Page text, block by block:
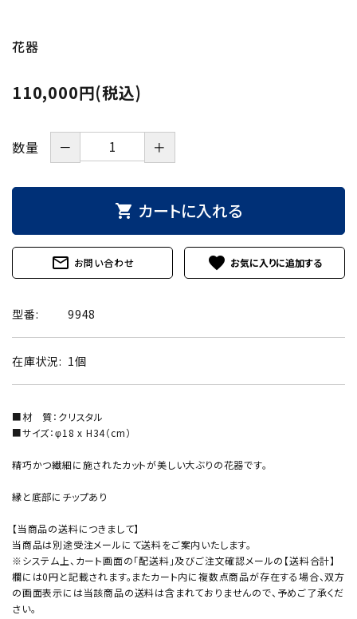
花器
110,000円(税込)
数量 － ＋
shopping_cart カートに入れる
mail_outline お問い合わせ favorite
型番: 9948
在庫状況: 1個
■材 質：クリスタル
■サイズ：φ18 x H34（cm）
精巧かつ繊細に施されたカットが美しい大ぶりの花器です。
縁と底部にチップあり
【当商品の送料につきまして】
当商品は別途受注メールにて送料をご案内いたします。
※システム上、カート画面の「配送料」及びご注文確認メールの【送料合計】
欄には0円と記載されます。またカート内に複数点商品が存在する場合、双方
の画面表示には当該商品の送料は含まれておりませんので、予めご了承くだ
さい。